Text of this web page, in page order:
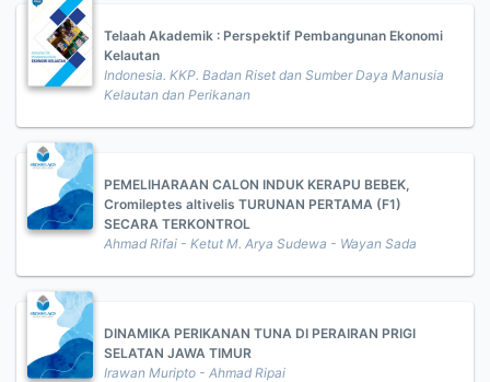
Telaah Akademik : Perspektif Pembangunan Ekonomi
Kelautan
Indonesia. KKP. Badan Riset dan Sumber Daya Manusia
Kelautan dan Perikanan
PEMELIHARAAN CALON INDUK KERAPU BEBEK,
Cromileptes altivelis TURUNAN PERTAMA (F1)
SECARA TERKONTROL
Ahmad Rifai - Ketut M. Arya Sudewa - Wayan Sada
DINAMIKA PERIKANAN TUNA DI PERAIRAN PRIGI
SELATAN JAWA TIMUR
Irawan Muripto - Ahmad Ripai